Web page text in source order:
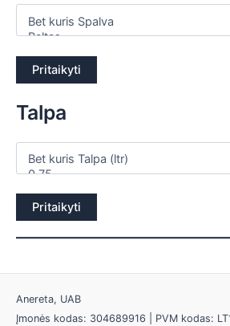
Pritaikyti
Talpa
Pritaikyti
Anereta, UAB
Įmonės kodas: 304689916 | PVM kodas: